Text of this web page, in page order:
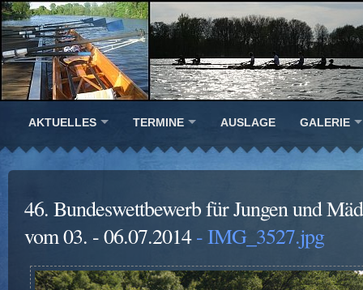
AKTUELLES TERMINE AUSLAGE GALERIE
46. Bundeswettbewerb für Jungen und
vom 03. - 06.07.2014- IMG_3527.jpg